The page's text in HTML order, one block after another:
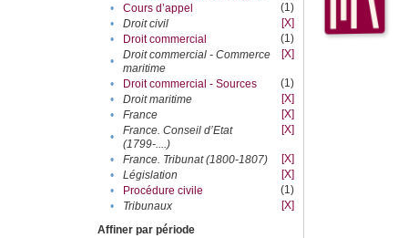
•
Cours d’appel
(1)
•
Droit civil
[X]
•
Droit commercial
(1)
•
Droit commercial - Commerce
maritime
[X]
• Droit commercial - Sources
(1)
•
Droit maritime
[X]
•
France
[X]
•
France. Conseil d’Etat
(1799-....)
[X]
• France. Tribunat (1800-1807)
[X]
•
Législation
[X]
•
Procédure civile
(1)
•
Tribunaux
[X]
Affiner par période